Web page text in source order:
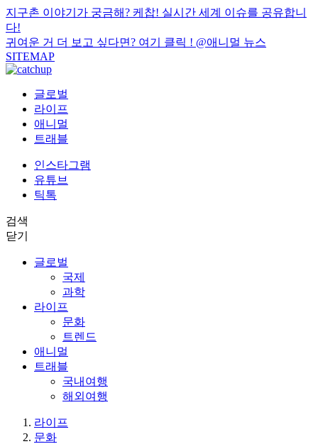
지구촌 이야기가 궁금해? 케찹! 실시간 세계 이슈를 공유합니
다!
귀여운 거 더 보고 싶다면? 여기 클릭 ! @애니멀 뉴스
SITEMAP
글로벌
라이프
애니멀
트래블
인스타그램
유튜브
틱톡
검색
닫기
글로벌
국제
과학
라이프
문화
트렌드
애니멀
트래블
국내여행
해외여행
라이프
문화